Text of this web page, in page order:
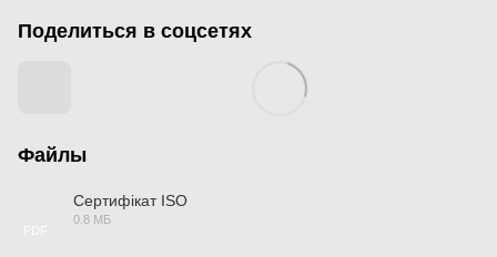
Поделиться в соцсетях
Файлы
Сертифікат ISO
0.8 МБ